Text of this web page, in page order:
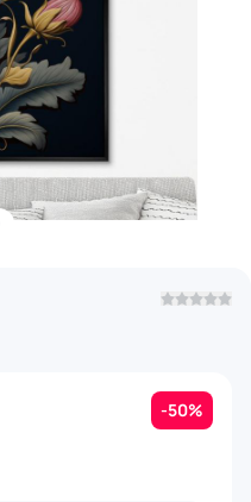
-50%